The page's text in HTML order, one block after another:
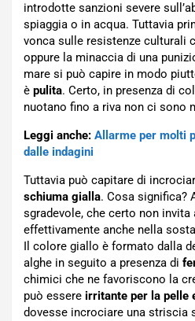
introdotte sanzioni severe
spiaggia o in acqua. Tuttavia
vonca sulle resistenze culturali
oppure la minaccia di una
mare si può capire in modo
è pulita. Certo, in presenza di
nuotano fino a riva non ci sono
Leggi anche: Allarme per molti
dalle indagini
Tuttavia può capitare di
schiuma gialla. Cosa significa?
sgradevole, che certo non invita
effettivamente anche nella
Il colore giallo è formato dalla
alghe in seguito a presenza di
chimici che ne favoriscono la
può essere irritante per la pelle
dovesse incrociare una striscia